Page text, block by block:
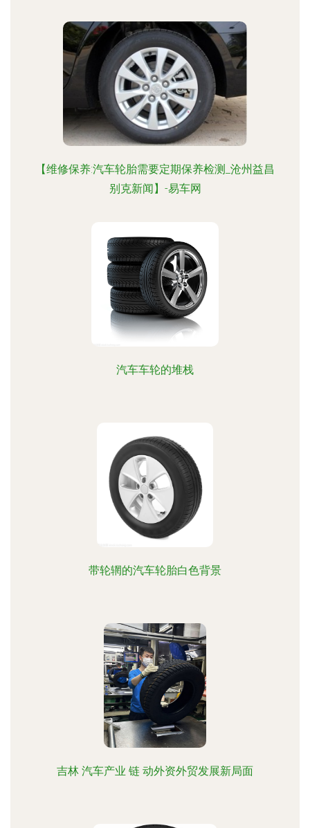
【维修保养:汽车轮胎需要定期保养检测_沧州益昌
别克新闻】-易车网
汽车车轮的堆栈
带轮辋的汽车轮胎白色背景
吉林 汽车产业 链 动外资外贸发展新局面